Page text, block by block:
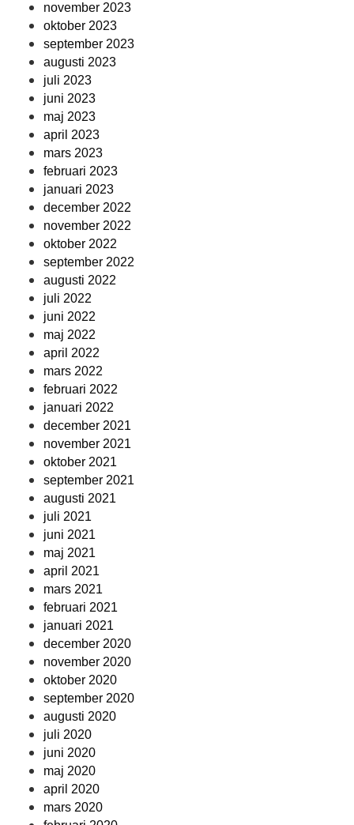
november 2023
oktober 2023
september 2023
augusti 2023
juli 2023
juni 2023
maj 2023
april 2023
mars 2023
februari 2023
januari 2023
december 2022
november 2022
oktober 2022
september 2022
augusti 2022
juli 2022
juni 2022
maj 2022
april 2022
mars 2022
februari 2022
januari 2022
december 2021
november 2021
oktober 2021
september 2021
augusti 2021
juli 2021
juni 2021
maj 2021
april 2021
mars 2021
februari 2021
januari 2021
december 2020
november 2020
oktober 2020
september 2020
augusti 2020
juli 2020
juni 2020
maj 2020
april 2020
mars 2020